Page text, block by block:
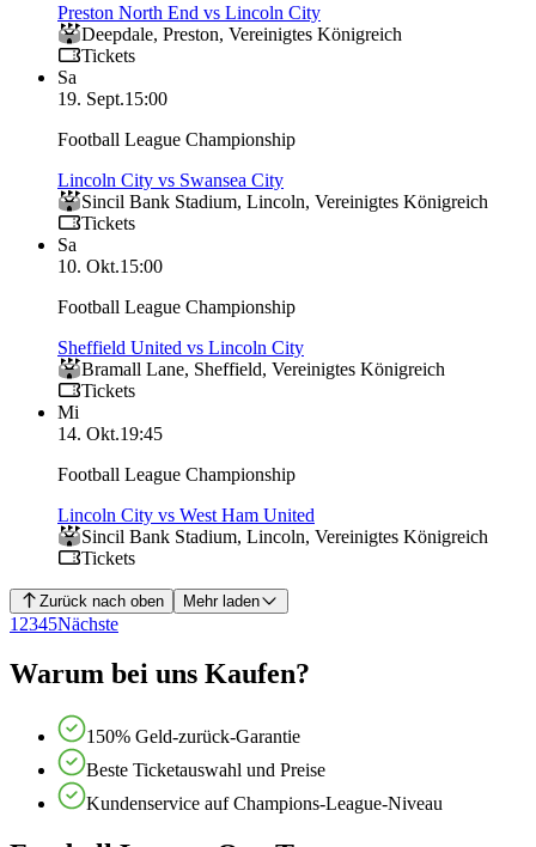
Preston North End vs Lincoln City
Deepdale, Preston, Vereinigtes Königreich
Tickets
Sa
19. Sept.15:00
Football League Championship
Lincoln City vs Swansea City
Sincil Bank Stadium, Lincoln, Vereinigtes Königreich
Tickets
Sa
10. Okt.15:00
Football League Championship
Sheffield United vs Lincoln City
Bramall Lane, Sheffield, Vereinigtes Königreich
Tickets
Mi
14. Okt.19:45
Football League Championship
Lincoln City vs West Ham United
Sincil Bank Stadium, Lincoln, Vereinigtes Königreich
Tickets
Zurück nach oben Mehr laden
1 2345Nächste
Warum bei uns Kaufen?
150% Geld-zurück-Garantie
Beste Ticketauswahl und Preise
Kundenservice auf Champions-League-Niveau